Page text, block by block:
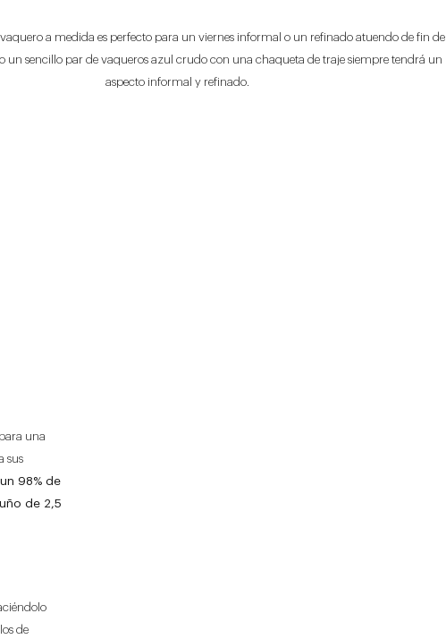
a medida es perfecto para un viernes informal o un refinado atuendo de fin de
un sencillo par de vaqueros azul crudo con una chaqueta de traje siempre tendrá un
aspecto informal y refinado.
una
sus
un 98% de
de 2,5
de